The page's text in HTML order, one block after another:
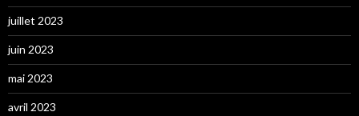
juillet 2023
juin 2023
mai 2023
avril 2023